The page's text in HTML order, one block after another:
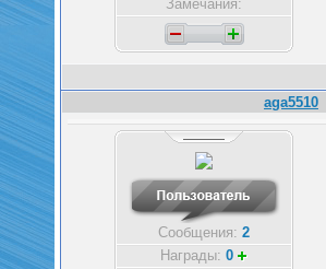
Замечания:
aga5510
Сообщения: 2
Награды: 0